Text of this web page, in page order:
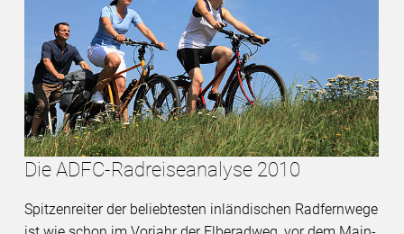
Die ADFC-Radreiseanalyse 2010
Spitzenreiter der beliebtesten inländischen Radfernwege